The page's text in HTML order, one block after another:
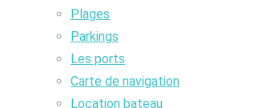
Plages
Parkings
Les ports
Carte de navigation
Location bateau